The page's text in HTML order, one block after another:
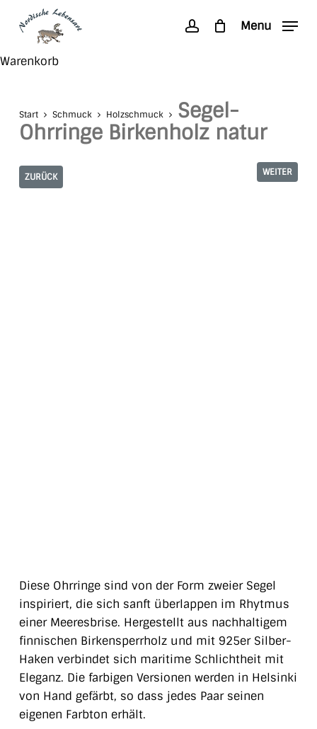
content
accountMenu
WarenkorbClose
Start Schmuck Holzschmuck
Segel-
Ohrringe Birkenholz natur
ZURÜCK WEITER
Diese Ohrringe sind von der Form zweier Segel
inspiriert, die sich sanft überlappen im Rhytmus
einer Meeresbrise. Hergestellt aus nachhaltigem
finnischen Birkensperrholz und mit 925er Silber-
Haken verbindet sich maritime Schlichtheit mit
Eleganz. Die farbigen Versionen werden in Helsinki
von Hand gefärbt, so dass jedes Paar seinen
eigenen Farbton erhält.